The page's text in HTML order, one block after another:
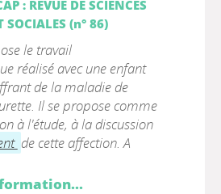
: REVUE DE SCIENCES
SOCIALES (n° 86)
le travail
réalisé avec une enfant
de la maladie de
Il se propose comme
à l'étude, à la discussion
de cette affection. A